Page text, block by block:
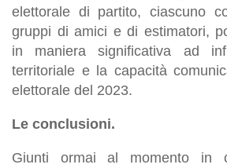
elettorale di partito, ciascuno
gruppi di amici e di estimatori,
in maniera significativa ad
territoriale e la capacità
elettorale del 2023.
Le conclusioni.
Giunti ormai al momento in